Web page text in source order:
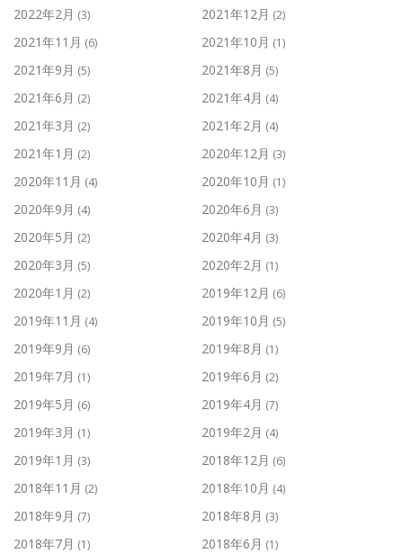
2022年2月 (3) 2021年12月 (2)
2021年11月 (6) 2021年10月 (1)
2021年9月 (5) 2021年8月 (5)
2021年6月 (2) 2021年4月 (4)
2021年3月 (2) 2021年2月 (4)
2021年1月 (2) 2020年12月 (3)
2020年11月 (4) 2020年10月 (1)
2020年9月 (4) 2020年6月 (3)
2020年5月 (2) 2020年4月 (3)
2020年3月 (5) 2020年2月 (1)
2020年1月 (2) 2019年12月 (6)
2019年11月 (4) 2019年10月 (5)
2019年9月 (6) 2019年8月 (1)
2019年7月 (1) 2019年6月 (2)
2019年5月 (6) 2019年4月 (7)
2019年3月 (1) 2019年2月 (4)
2019年1月 (3) 2018年12月 (6)
2018年11月 (2) 2018年10月 (4)
2018年9月 (7) 2018年8月 (3)
2018年7月 (1) 2018年6月 (1)